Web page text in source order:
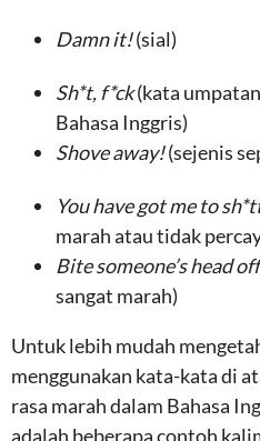
Damn it!(sial)
Sh*t, f*ck(kata
Bahasa Inggris)
Shove away!(sejenis
You have got me to
marah atau tidak
Bite someone’s head
sangat marah)
Untuk lebih mudah
menggunakan kata-kata di
rasa marah dalam Bahasa
adalah beberapa contoh